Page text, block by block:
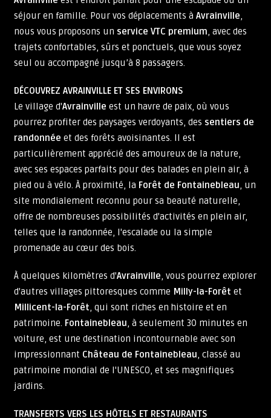
séjour en famille. Pour vos déplacements à Avrainville,
nous vous proposons un service VTC premium, avec des
trajets confortables, sûrs et ponctuels, que vous soyez
seul ou accompagné jusqu’à 8 passagers.
DÉCOUVREZ AVRAINVILLE ET SES ENVIRONS
Le village d'Avrainville est un havre de paix, où vous
pourrez profiter des paysages verdoyants, des sentiers de
randonnée et des forêts avoisinantes. Il est
particulièrement apprécié des amoureux de la nature,
avec ses espaces parfaits pour des balades en plein air, à
pied ou à vélo. À proximité, la Forêt de Fontainebleau, un
site mondialement reconnu pour sa beauté naturelle,
offre de nombreuses possibilités d'activités en plein air,
telles que la randonnée, l'escalade ou la simple
promenade au cœur des bois.
À quelques kilomètres d'Avrainville, vous pourrez explorer
d'autres villages pittoresques comme Milly-la-Forêt et
Millicent-la-Forêt, qui sont riches en histoire et en
patrimoine. Fontainebleau, à seulement 30 minutes en
voiture, est une destination incontournable avec son
impressionnant Château de Fontainebleau, classé au
patrimoine mondial de l'UNESCO, et ses magnifiques
jardins.
TRANSFERTS VERS LES HÔTELS ET RESTAURANTS